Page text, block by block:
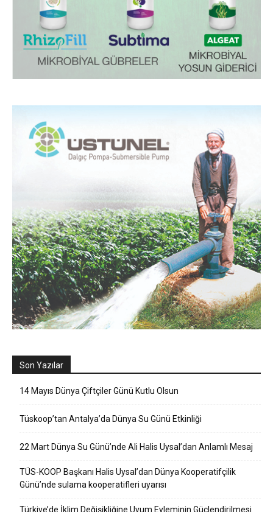
Son Yazılar
14 Mayıs Dünya Çiftçiler Günü Kutlu Olsun
Tüskoop’tan Antalya’da Dünya Su Günü Etkinliği
22 Mart Dünya Su Günü’nde Ali Halis Uysal’dan Anlamlı Mesaj
TÜS-KOOP Başkanı Halis Uysal’dan Dünya Kooperatifçilik
Günü’nde sulama kooperatifleri uyarısı
Türkiye’de İklim Değişikliğine Uyum Eyleminin Güçlendirilmesi